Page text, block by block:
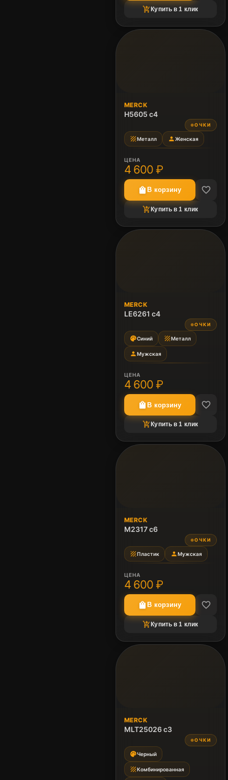
shopping_cart_checkoutКупить в 1 клик
MERCK
H5605 c4
●ОЧКИ
textureМеталл personЖенская
ЦЕНА
4 600 ₽
shopping_bagВ корзину favorite_border
shopping_cart_checkoutКупить в 1 клик
MERCK
LE6261 c4
●ОЧКИ
paletteСиний textureМеталл
personМужская
ЦЕНА
4 600 ₽
shopping_bagВ корзину favorite_border
shopping_cart_checkoutКупить в 1 клик
MERCK
M2317 c6
●ОЧКИ
textureПластик personМужская
ЦЕНА
4 600 ₽
shopping_bagВ корзину favorite_border
shopping_cart_checkoutКупить в 1 клик
MERCK
MLT25026 c3
●ОЧКИ
paletteЧерный
textureКомбинированная